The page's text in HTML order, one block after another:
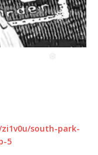
❅
❅
south-park-
5